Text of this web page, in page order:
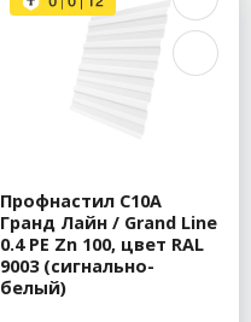
Профнастил С10А
Гранд Лайн / Grand Line
0.4 PE Zn 100, цвет RAL
9003 (сигнально-
белый)